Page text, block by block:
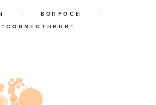
| ВОПРОСЫ
|
"СОВМЕСТНИКИ"